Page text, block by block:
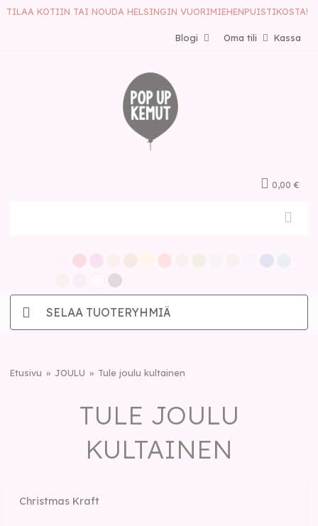
TILAA KOTIIN TAI NOUDA HELSINGIN VUORIMIEHENPUISTIKOSTA!
Kassa
Oma tili
Blogi
0,00 €
SELAA TUOTERYHMIÄ
Etusivu JOULU Tule joulu kultainen
TULE JOULU
KULTAINEN
Christmas Kraft